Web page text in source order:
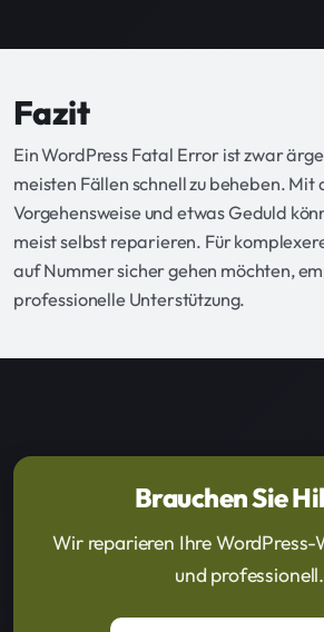
Fazit
Ein WordPress Fatal Error ist zwar
meisten Fällen schnell zu beheben.
Vorgehensweise und etwas Geduld
meist selbst reparieren. Für
auf Nummer sicher gehen möchten,
professionelle Unterstützung.
Brauchen Sie
Wir reparieren Ihre WordPress-
und professionell.